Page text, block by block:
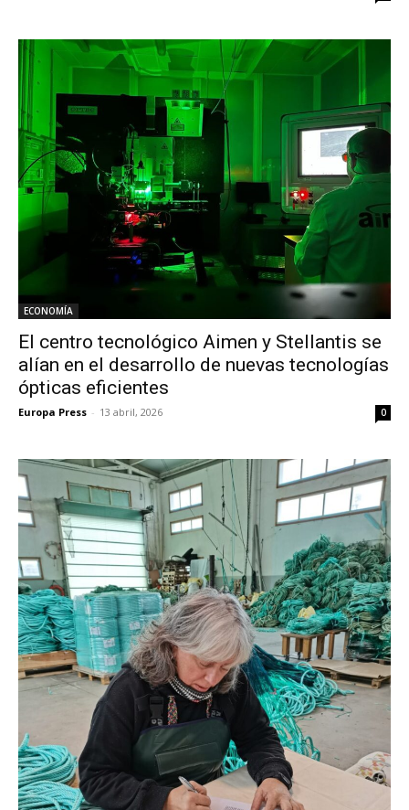
ECONOMÍA
El centro tecnológico Aimen y Stellantis se
alían en el desarrollo de nuevas tecnologías
ópticas eficientes
Europa Press - 13 abril, 2026 0